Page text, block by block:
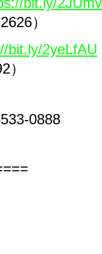
）
bit.ly/2yeLfAU
）
0888